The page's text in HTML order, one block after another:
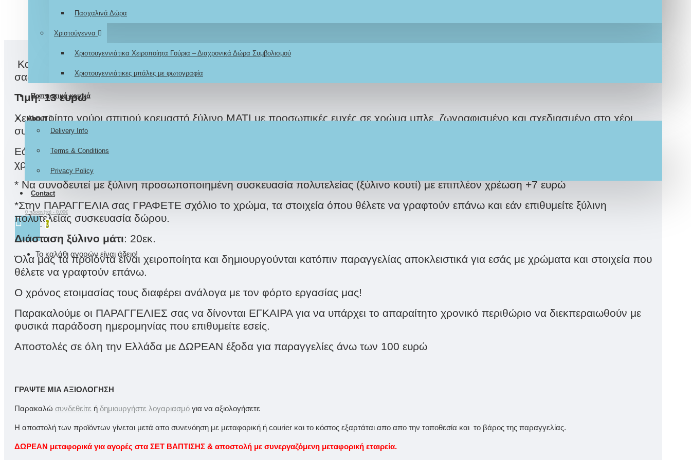
Πασχαλινά Δώρα
Χριστούγεννα
Χριστουγεννιάτικα Χειροποίητα Γούρια – Διαχρονικά Δώρα Συμβολισμού
Χριστουγεννιάτικες μπάλες με φωτογραφία
Βαπτιστικά κουτιά
About
Delivery Info
Terms & Conditions
Privacy Policy
Contact
0 προϊόν(τα) - 0,00€
0
Το καλάθι αγορών είναι άδειο!
Καλωσορίστε το 2021 με χειροποίητα γούρια μέσα από την συλλογή μας IF.L, για εσάς ή για τύχη και προστασία στα αγαπημένα
σας πρόσωπα ...
Τιμή: 13 ευρώ
Χειροποίητο γούρι σπιτιού κρεμαστό ξύλινο ΜΑΤΙ με προσωπικές ευχές σε χρώμα μπλε, ζωγραφισμένο και σχεδιασμένο στο χέρι,
συνοδευόμενο με χάρτινη σακούλα συσκευασίας δώρου.
Εάν επιθυμείτε μπορούμε να δημιουργηθεί για εσάς με: Όνομα, προσωπική ευχή και χρώματα που εσείς επιθυμείτε, χωρίς επιπλέον
χρέωση.
* Να συνοδευτεί με ξύλινη προσωποποιημένη συσκευασία πολυτελείας (ξύλινο κουτί) με επιπλέον χρέωση +7 ευρώ
*Στην ΠΑΡΑΓΓΕΛΙΑ σας ΓΡΑΦΕΤΕ σχόλιο το χρώμα, τα στοιχεία όπου θέλετε να γραφτούν επάνω και εάν επιθυμείτε ξύλινη
πολυτελείας συσκευασία δώρου.
Διάσταση ξύλινο μάτι: 20εκ.
Όλα μας τα προϊόντα είναι χειροποίητα και δημιουργούνται κατόπιν παραγγελίας αποκλειστικά για εσάς με χρώματα και στοιχεία που
θέλετε να γραφτούν επάνω.
Ο χρόνος ετοιμασίας τους διαφέρει ανάλογα με τον φόρτο εργασίας μας!
Παρακαλούμε οι ΠΑΡΑΓΓΕΛΙΕΣ σας να δίνονται ΕΓΚΑΙΡΑ για να υπάρχει το απαραίτητο χρονικό περιθώριο να διεκπεραιωθούν με
φυσικά παράδοση ημερομηνίας που επιθυμείτε εσείς.
Αποστολές σε όλη την Ελλάδα με ΔΩΡΕΑΝ έξοδα για παραγγελίες άνω των 100 ευρώ
ΓΡΆΨΤΕ ΜΙΑ ΑΞΙΟΛΌΓΗΣΗ
Παρακαλώ συνδεθείτε ή δημιουργήστε λογαριασμό για να αξιολογήσετε
Η αποστολή των προϊόντων γίνεται μετά απο συνενόηση με μεταφορική ή courier και το κόστος εξαρτάται απο απο την τοποθεσία και το βάρος της παραγγελίας.
ΔΩΡΕΑΝ μεταφορικά για αγορές στα ΣΕΤ ΒΑΠΤΙΣΗΣ & αποστολή με συνεργαζόμενη μεταφορική εταιρεία.